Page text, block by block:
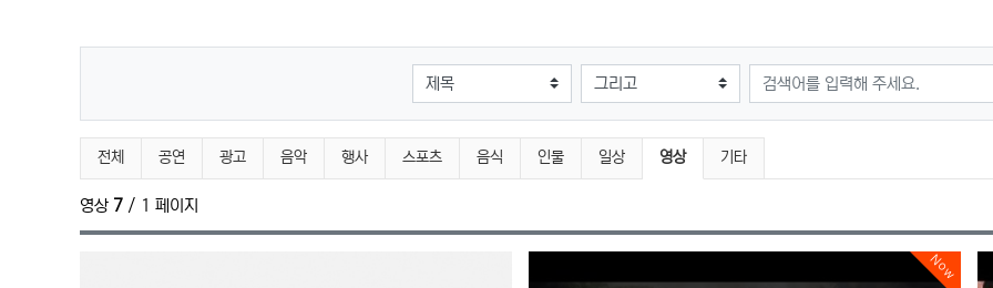
검색대상
검색어
Gallery 분류 목록
전체 공연 광고 음악 행사 스포츠 음식 인물 일상 현재 분류
영상 기타
영상 7 / 1 페이지
Now